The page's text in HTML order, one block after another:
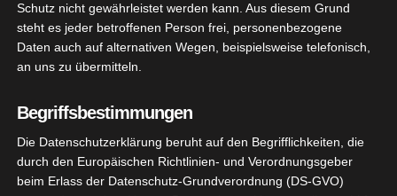
seinem Profil hinzugefügt.
Schutz nicht gewährleistet werden kann. Aus diesem Grund
steht es jeder betroffenen Person frei, personenbezogene
Daten auch auf alternativen Wegen, beispielsweise telefonisch,
an uns zu übermitteln.
Begriffsbestimmungen
Die Datenschutzerklärung beruht auf den Begrifflichkeiten, die
durch den Europäischen Richtlinien- und Verordnungsgeber
beim Erlass der Datenschutz-Grundverordnung (DS-GVO)